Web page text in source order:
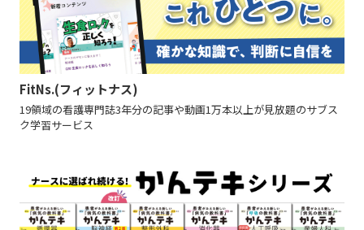
FitNs.(フィットナス)
19領域の看護専門誌3年分の記事や動画1万本以上が見放題のサブス
ク学習サービス